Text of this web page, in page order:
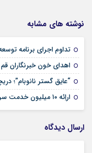
نوشته های مشابه
تداوم اجرای برنامه
اهدای خون خبرنگاران
“عایق گستر نانوبام”؛
اراِئه ۱۰ میلیون خدمت سرپایی به بیمه‌شده‌ها
ارسال دیدگاه